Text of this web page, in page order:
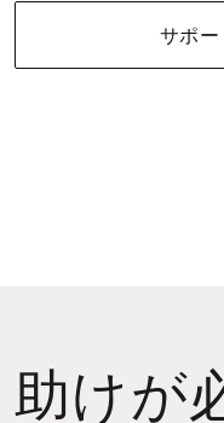
サポ
助けが